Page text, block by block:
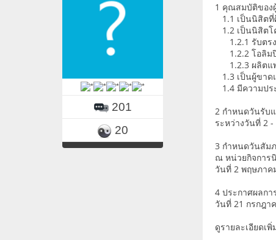
201
20
1 คุณสมบัติของ
1.1 เป็นนิสิต
1.2 เป็นนิสิตโ
1.2.1 รับตร
1.2.2 โอลิม
1.2.3 ผลิตแพ
1.3 เป็นผู้ขา
1.4 มีความปร
2 กำหนดวันรับ
ระหว่างวันที่ 2
3 กำหนดวันสัม
ณ หน่วยกิจการ
วันที่ 2 พฤษภาค
4 ประกาศผลก
วันที่ 21 กรกฎ
ดูรายละเอียดเพิ่